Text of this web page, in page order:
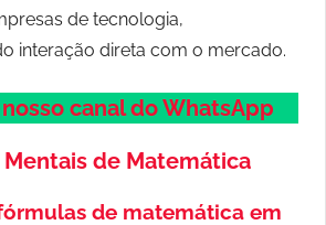
de tecnologia,
interação direta com o mercado.
canal do WhatsApp
Mentais de Matemática
de matemática em